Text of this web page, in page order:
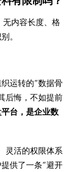
内容长度、格
。
运转的“数据骨
后悔，不如提前
台，是企业数
灵活的权限体系
供了一条“避开